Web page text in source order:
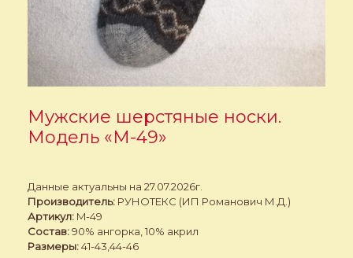
Мужские шерстяные носки.
Модель «M-49»
Данные актуальны на 27.07.2026г.
Производитель: РУНОТЕКС (ИП Романович М.Д.)
Артикул: M-49
Состав:90% ангорка, 10% акрил
Размеры:41-43,44-46